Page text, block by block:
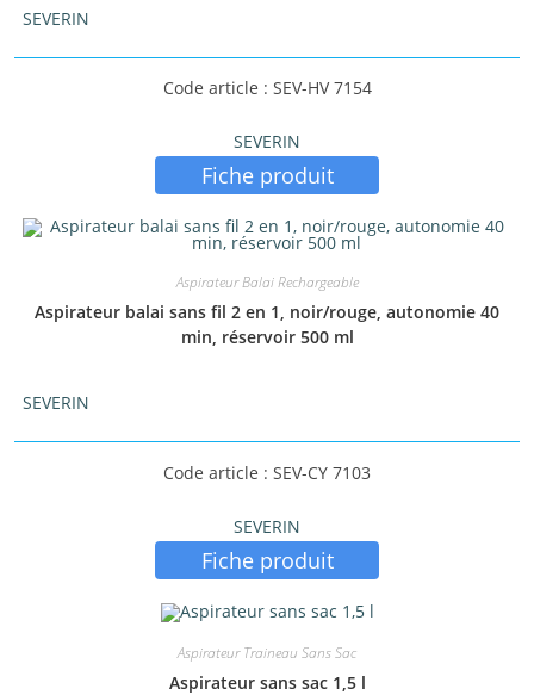
SEVERIN
Code article : SEV-HV 7154
SEVERIN
Fiche produit
Aspirateur Balai Rechargeable
Aspirateur balai sans fil 2 en 1, noir/rouge, autonomie 40
min, réservoir 500 ml
SEVERIN
Code article : SEV-CY 7103
SEVERIN
Fiche produit
Aspirateur Traineau Sans Sac
Aspirateur sans sac 1,5 l